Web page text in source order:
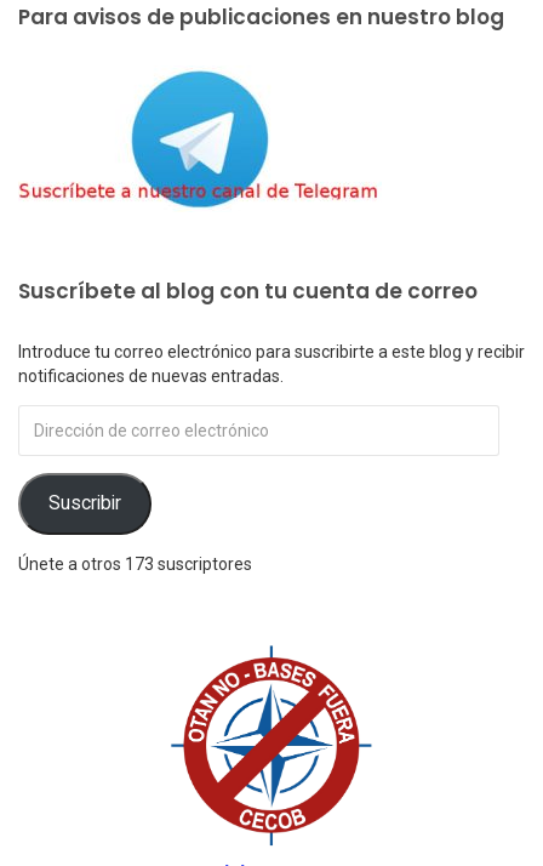
Para avisos de publicaciones en nuestro blog
Suscríbete al blog con tu cuenta de correo
Introduce tu correo electrónico para suscribirte a este blog y recibir
notificaciones de nuevas entradas.
de
correo
electrónico
Suscribir
Únete a otros 173 suscriptores